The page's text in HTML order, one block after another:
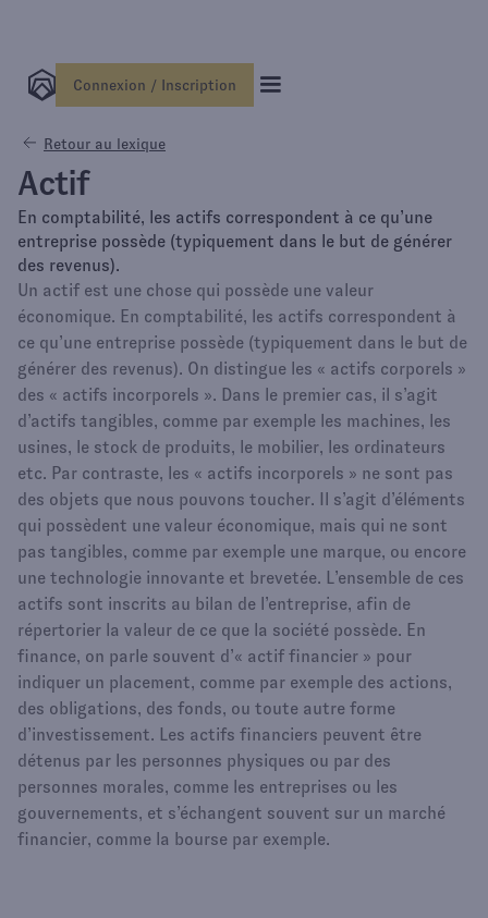
Connexion / Inscription
Retour au lexique
Actif
En comptabilité, les actifs correspondent à ce qu’une
entreprise possède (typiquement dans le but de générer
des revenus).
Un actif est une chose qui possède une valeur
économique. En comptabilité, les actifs correspondent à
ce qu’une entreprise possède (typiquement dans le but de
générer des revenus). On distingue les « actifs corporels »
des « actifs incorporels ». Dans le premier cas, il s’agit
d’actifs tangibles, comme par exemple les machines, les
usines, le stock de produits, le mobilier, les ordinateurs
etc. Par contraste, les « actifs incorporels » ne sont pas
des objets que nous pouvons toucher. Il s’agit d’éléments
qui possèdent une valeur économique, mais qui ne sont
pas tangibles, comme par exemple une marque, ou encore
une technologie innovante et brevetée. L’ensemble de ces
actifs sont inscrits au bilan de l’entreprise, afin de
répertorier la valeur de ce que la société possède. En
finance, on parle souvent d’« actif financier » pour
indiquer un placement, comme par exemple des actions,
des obligations, des fonds, ou toute autre forme
d’investissement. Les actifs financiers peuvent être
détenus par les personnes physiques ou par des
personnes morales, comme les entreprises ou les
gouvernements, et s’échangent souvent sur un marché
financier, comme la bourse par exemple.